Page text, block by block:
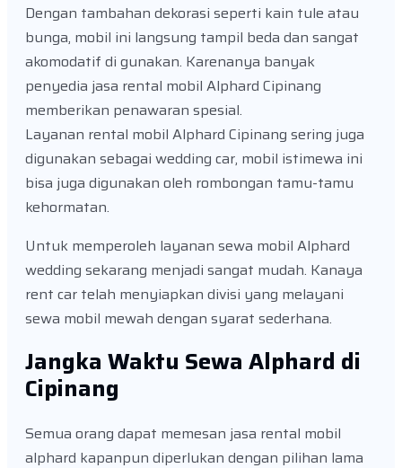
Dengan tambahan dekorasi seperti kain tule atau
bunga, mobil ini langsung tampil beda dan sangat
akomodatif di gunakan. Karenanya banyak
penyedia jasa rental mobil Alphard Cipinang
memberikan penawaran spesial.
Layanan rental mobil Alphard Cipinang sering juga
digunakan sebagai wedding car, mobil istimewa ini
bisa juga digunakan oleh rombongan tamu-tamu
kehormatan.
Untuk memperoleh layanan sewa mobil Alphard
wedding sekarang menjadi sangat mudah. Kanaya
rent car telah menyiapkan divisi yang melayani
sewa mobil mewah dengan syarat sederhana.
Jangka Waktu Sewa Alphard di
Cipinang
Semua orang dapat memesan jasa rental mobil
alphard kapanpun diperlukan dengan pilihan lama